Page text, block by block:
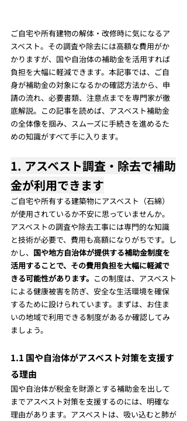
ご自宅や所有建物の解体・改修時に気になるア
スベスト。その調査や除去には高額な費用がか
かりますが、国や自治体の補助金を活用すれば
負担を大幅に軽減できます。本記事では、ご自
身が補助金の対象になるかの確認方法から、申
請の流れ、必要書類、注意点までを専門家が徹
底解説。この記事を読めば、アスベスト補助金
の全体像を掴み、スムーズに手続きを進めるた
めの知識がすべて手に入ります。
1. アスベスト調査・除去で補助
金が利用できます
ご自宅や所有する建築物にアスベスト（石綿）
が使用されているか不安に思っていませんか。
アスベストの調査や除去工事には専門的な知識
と技術が必要で、費用も高額になりがちです。し
かし、 国や地方自治体が提供する補助金制度を
活用することで、その費用負担を大幅に軽減で
きる可能性があります。 この制度は、アスベスト
による健康被害を防ぎ、安全な生活環境を確保
するために設けられています。まずは、お住ま
いの地域で利用できる制度があるか確認してみ
ましょう。
1.1 国や自治体がアスベスト対策を支援す
る理由
国や自治体が税金を財源とする補助金を出して
までアスベスト対策を支援するのには、明確な
理由があります。アスベストは、吸い込むと肺が